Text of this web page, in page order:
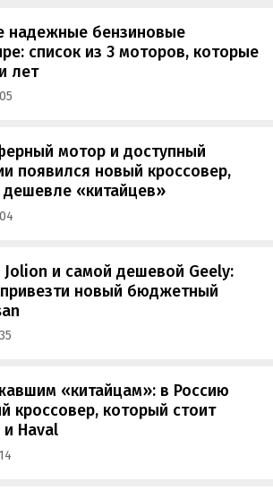
надежные бензиновые
список из 3 моторов, которые
лет
мотор и доступный
появился новый кроссовер,
«китайцев»
и самой дешевой Geely:
привезти новый бюджетный
«китайцам»: в Россию
кроссовер, который стоит
Haval